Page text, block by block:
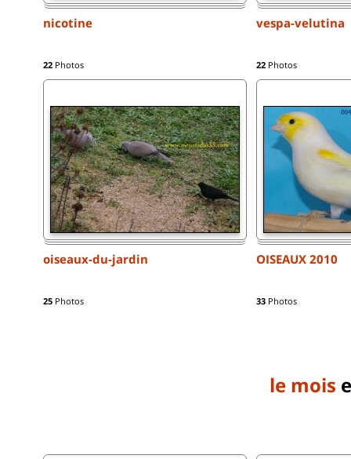
nicotine
22 Photos
vespa-velutina
22 Photos
oiseaux-du-jardin
25 Photos
OISEAUX 2010
33 Photos
le mois